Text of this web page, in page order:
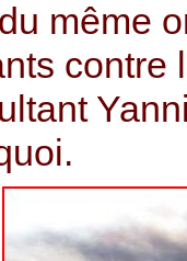
même
contre